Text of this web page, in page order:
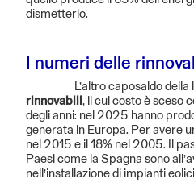
dismetterlo.
I numeri delle
L’altro caposaldo
rinnovabili, il cui costo è sceso
degli anni: nel 2025 hanno
generata in Europa. Per avere
nel 2015 e il 18% nel 2005. Il
Paesi come la Spagna sono
nell’installazione di impianti